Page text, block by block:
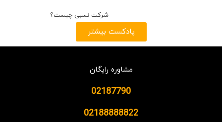
شرکت نسبی چیست؟
پادکست بیشتر
مشاوره رایگان
02187790
02188888822